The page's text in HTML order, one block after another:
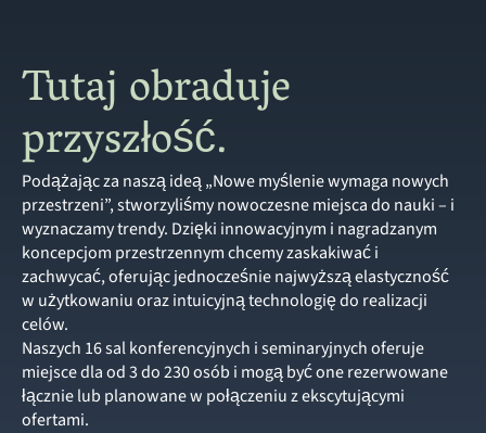
Tutaj obraduje
przyszłość.
Podążając za naszą ideą „Nowe myślenie wymaga nowych
przestrzeni”, stworzyliśmy nowoczesne miejsca do nauki – i
wyznaczamy trendy. Dzięki innowacyjnym i nagradzanym
koncepcjom przestrzennym chcemy zaskakiwać i
zachwycać, oferując jednocześnie najwyższą elastyczność
w użytkowaniu oraz intuicyjną technologię do realizacji
celów.
Naszych 16 sal konferencyjnych i seminaryjnych oferuje
miejsce dla od 3 do 230 osób i mogą być one rezerwowane
łącznie lub planowane w połączeniu z ekscytującymi
ofertami.